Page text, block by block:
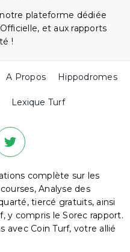
plateforme dédiée
et aux rapports
!
A Propos Hippodromes
Lexique Turf
complète sur les
Analyse des
tiercé gratuits, ainsi
y compris le Sorec rapport.
avec Coin Turf, votre allié